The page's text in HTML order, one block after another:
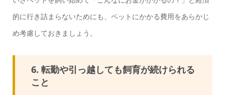
的に行き詰まらないためにも、ペットにかかる費用をあらかじ
め考慮しておきましょう。
6. 転勤や引っ越しても飼育が続けられる
こと